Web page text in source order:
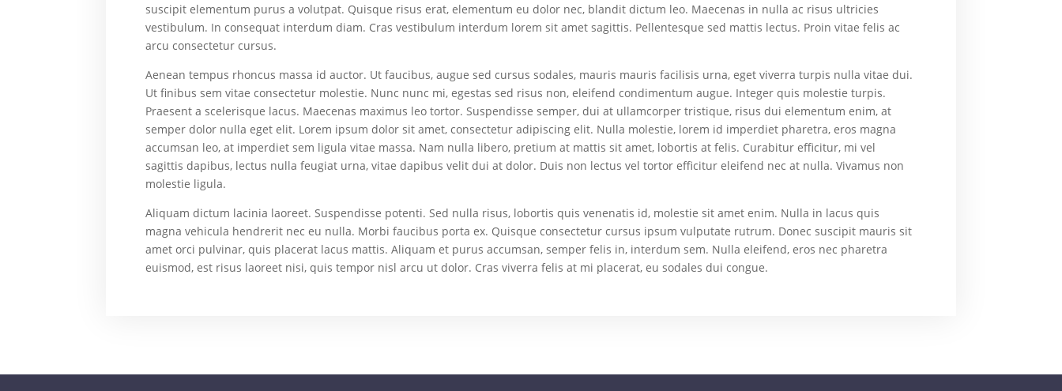
suscipit elementum purus a volutpat. Quisque risus erat, elementum eu dolor nec, blandit dictum leo. Maecenas in nulla ac risus ultricies
vestibulum. In consequat interdum diam. Cras vestibulum interdum lorem sit amet sagittis. Pellentesque sed mattis lectus. Proin vitae felis ac
arcu consectetur cursus.
Aenean tempus rhoncus massa id auctor. Ut faucibus, augue sed cursus sodales, mauris mauris facilisis urna, eget viverra turpis nulla vitae dui.
Ut finibus sem vitae consectetur molestie. Nunc nunc mi, egestas sed risus non, eleifend condimentum augue. Integer quis molestie turpis.
Praesent a scelerisque lacus. Maecenas maximus leo tortor. Suspendisse semper, dui at ullamcorper tristique, risus dui elementum enim, at
semper dolor nulla eget elit. Lorem ipsum dolor sit amet, consectetur adipiscing elit. Nulla molestie, lorem id imperdiet pharetra, eros magna
accumsan leo, at imperdiet sem ligula vitae massa. Nam nulla libero, pretium at mattis sit amet, lobortis at felis. Curabitur efficitur, mi vel
sagittis dapibus, lectus nulla feugiat urna, vitae dapibus velit dui at dolor. Duis non lectus vel tortor efficitur eleifend nec at nulla. Vivamus non
molestie ligula.
Aliquam dictum lacinia laoreet. Suspendisse potenti. Sed nulla risus, lobortis quis venenatis id, molestie sit amet enim. Nulla in lacus quis
magna vehicula hendrerit nec eu nulla. Morbi faucibus porta ex. Quisque consectetur cursus ipsum vulputate rutrum. Donec suscipit mauris sit
amet orci pulvinar, quis placerat lacus mattis. Aliquam et purus accumsan, semper felis in, interdum sem. Nulla eleifend, eros nec pharetra
euismod, est risus laoreet nisi, quis tempor nisl arcu ut dolor. Cras viverra felis at mi placerat, eu sodales dui congue.